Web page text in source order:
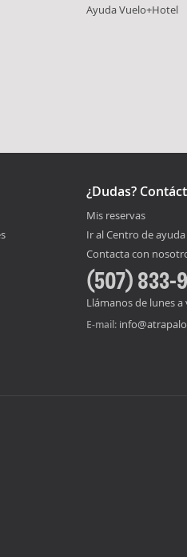
Ayuda Vuelo+Hotel
¿Dudas?
Mis reservas
Ir al Centro de ayuda
Contacta con
(507) 833-
Llámanos de lunes a
E-mail: